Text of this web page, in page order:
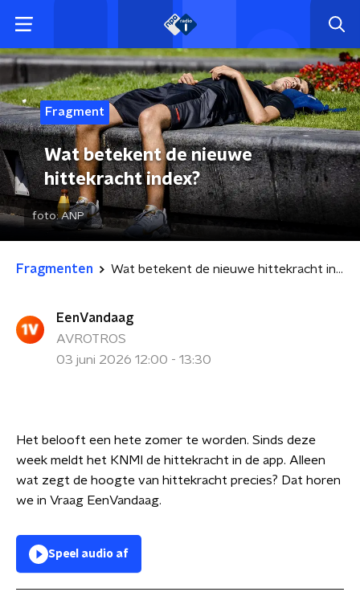
Fragment
Wat betekent de nieuwe
hittekracht index?
foto:ANP
Fragmenten Wat betekent de nieuwe hittekracht index?
EenVandaag
AVROTROS
03 juni 2026 12:00 - 13:30
Het belooft een hete zomer te worden. Sinds deze
week meldt het KNMI de hittekracht in de app. Alleen
wat zegt de hoogte van hittekracht precies? Dat horen
we in Vraag EenVandaag.
Speel audio af